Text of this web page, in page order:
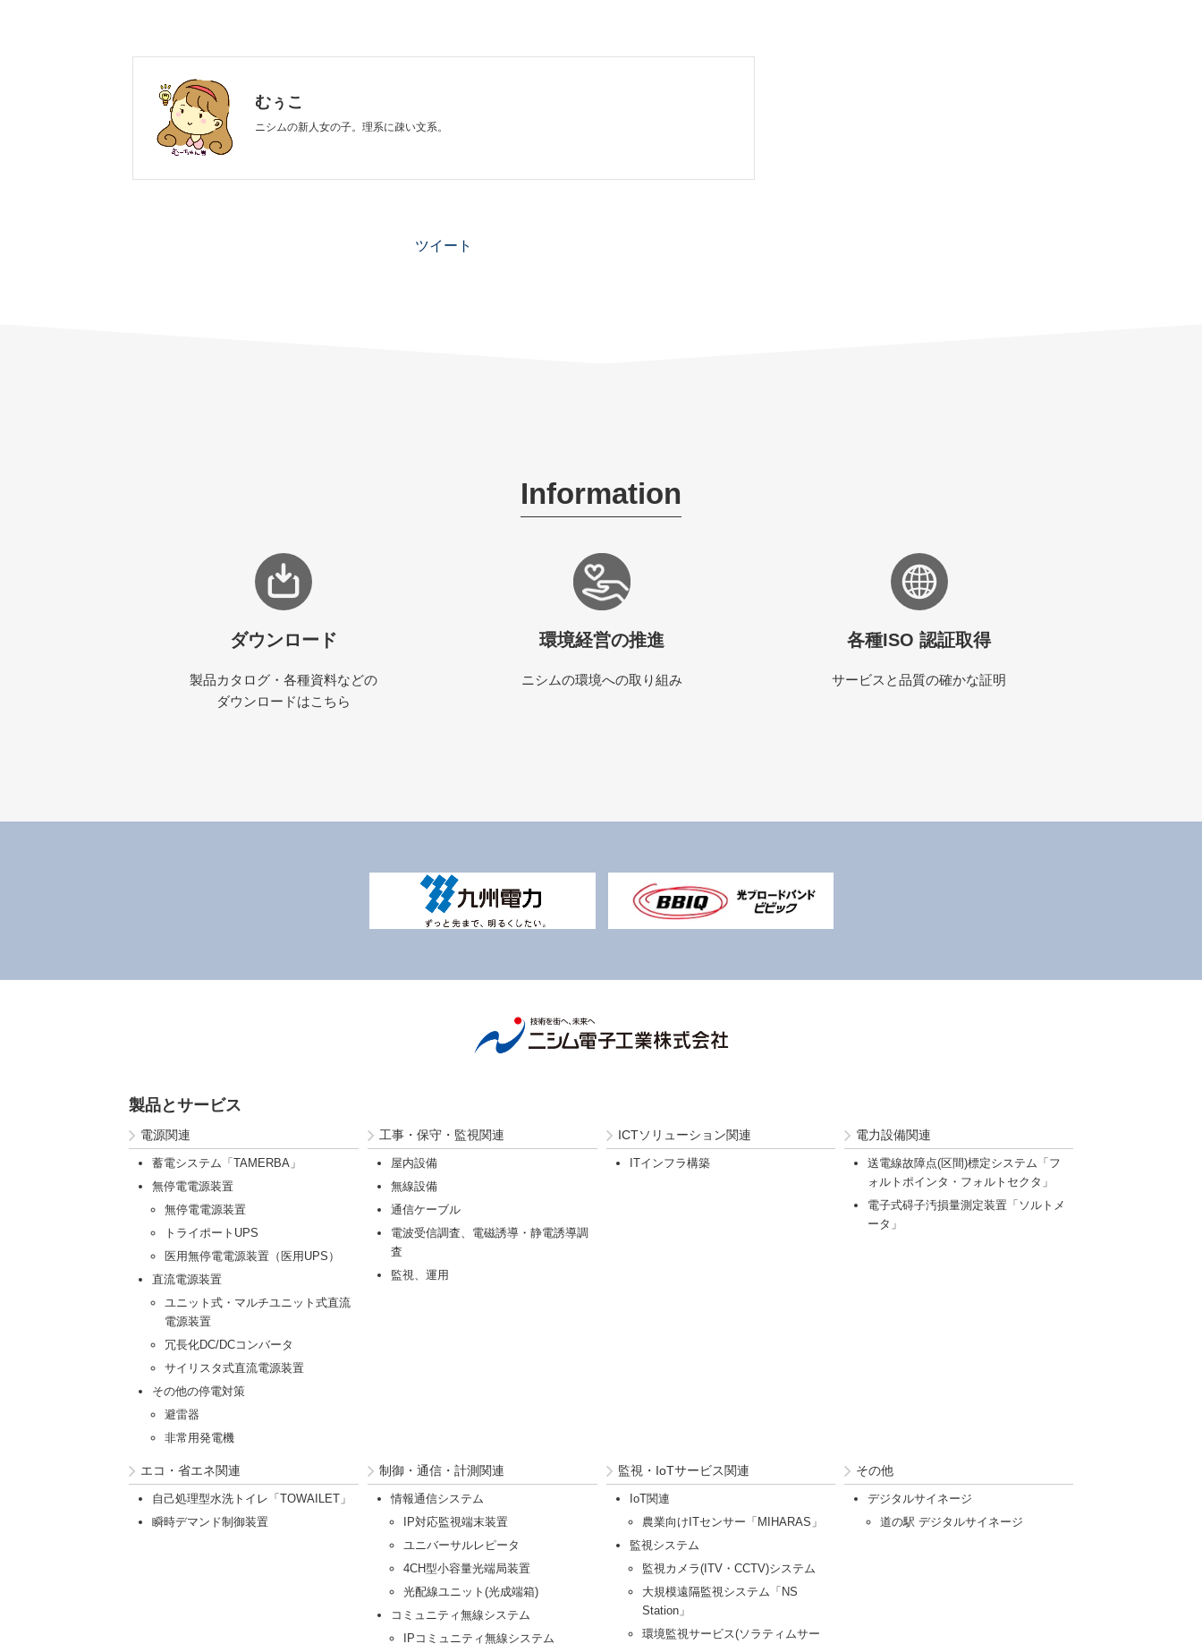
むぅこ
ニシムの新人女の子。理系に疎い文系。
ツイート
Information
ダウンロード
製品カタログ・各種資料などの
ダウンロードはこちら
環境経営の推進
ニシムの環境への取り組み
各種ISO 認証取得
サービスと品質の確かな証明
製品とサービス
電源関連
蓄電システム「TAMERBA」
無停電電源装置
無停電電源装置
トライポートUPS
医用無停電電源装置（医用UPS）
直流電源装置
ユニット式・マルチユニット式直流
電源装置
冗長化DC/DCコンバータ
サイリスタ式直流電源装置
その他の停電対策
避雷器
非常用発電機
工事・保守・監視関連
屋内設備
無線設備
通信ケーブル
電波受信調査、電磁誘導・静電誘導調
査
監視、運用
ICTソリューション関連
ITインフラ構築
電力設備関連
送電線故障点(区間)標定システム「フ
ォルトポインタ・フォルトセクタ」
電子式碍子汚損量測定装置「ソルトメ
ータ」
エコ・省エネ関連
自己処理型水洗トイレ「TOWAILET」
瞬時デマンド制御装置
制御・通信・計測関連
情報通信システム
IP対応監視端末装置
ユニバーサルレピータ
4CH型小容量光端局装置
光配線ユニット(光成端箱)
コミュニティ無線システム
IPコミュニティ無線システム
監視・IoTサービス関連
IoT関連
農業向けITセンサー「MIHARAS」
監視システム
監視カメラ(ITV・CCTV)システム
大規模遠隔監視システム「NS
Station」
環境監視サービス(ソラティムサー
その他
デジタルサイネージ
道の駅 デジタルサイネージ